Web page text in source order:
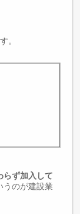
。
らず加入して
うのが建設業